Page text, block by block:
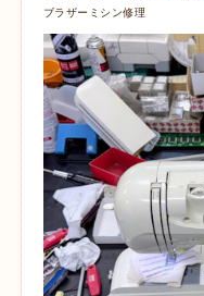
ブラザーミシン修理